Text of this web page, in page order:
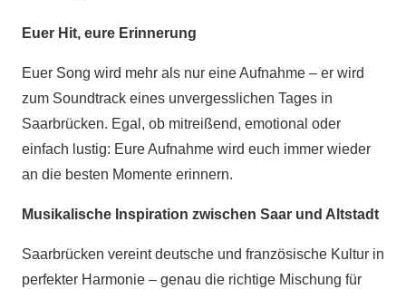
Euer Hit, eure Erinnerung
Euer Song wird mehr als nur eine Aufnahme – er wird
zum Soundtrack eines unvergesslichen Tages in
Saarbrücken. Egal, ob mitreißend, emotional oder
einfach lustig: Eure Aufnahme wird euch immer wieder
an die besten Momente erinnern.
Musikalische Inspiration zwischen Saar und Altstadt
Saarbrücken vereint deutsche und französische Kultur in
perfekter Harmonie – genau die richtige Mischung für